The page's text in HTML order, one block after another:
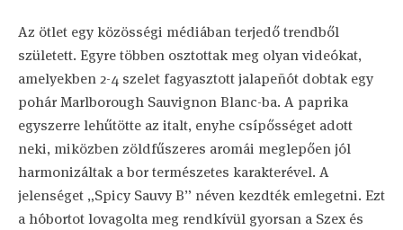
Az ötlet egy közösségi médiában terjedő trendből
született. Egyre többen osztottak meg olyan videókat,
amelyekben 2-4 szelet fagyasztott jalapeñót dobtak egy
pohár Marlborough Sauvignon Blanc-ba. A paprika
egyszerre lehűtötte az italt, enyhe csípősséget adott
neki, miközben zöldfűszeres aromái meglepően jól
harmonizáltak a bor természetes karakterével. A
jelenséget „Spicy Sauvy B” néven kezdték emlegetni. Ezt
a hóbortot lovagolta meg rendkívül gyorsan a Szex és